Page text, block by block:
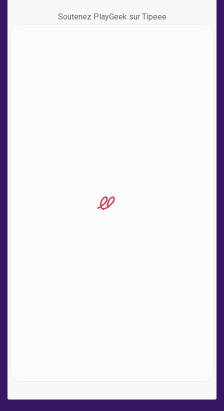
Soutenez PlayGeek sur Tipeee